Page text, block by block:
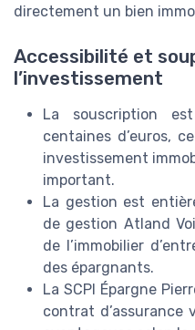
directement un bien
Accessibilité et
l’investissement
La souscription
centaines d’euros,
investissement
important.
La gestion est
de gestion Atland
de l’immobilier
des épargnants.
La SCPI Épargne
contrat